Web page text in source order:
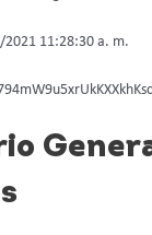
2021 11:28:30 a. m.